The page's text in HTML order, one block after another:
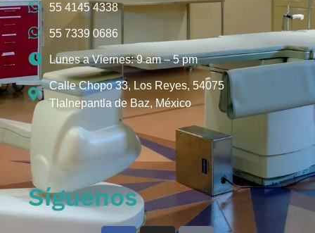
55 4145 4338
55 7339 0686
Lunes a Viernes: 9 am – 5 pm
Calle Chopo 33, Los Reyes, 54075
Tlalnepantla de Baz, México
Síguenos